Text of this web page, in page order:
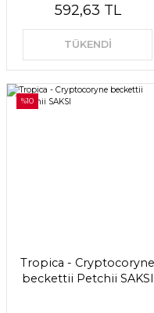
592,63 TL
TÜKENDİ
%10
Tropica - Cryptocoryne
beckettii Petchii SAKSI